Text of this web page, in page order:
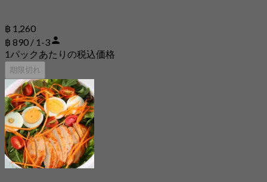
฿ 1,260
฿ 890 / 1-3
1パックあたりの税込価格
期限切れ